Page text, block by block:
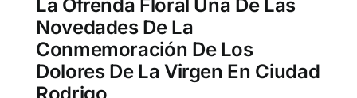
La Ofrenda Floral Una De Las
Novedades De La
Conmemoración De Los
Dolores De La Virgen En Ciudad